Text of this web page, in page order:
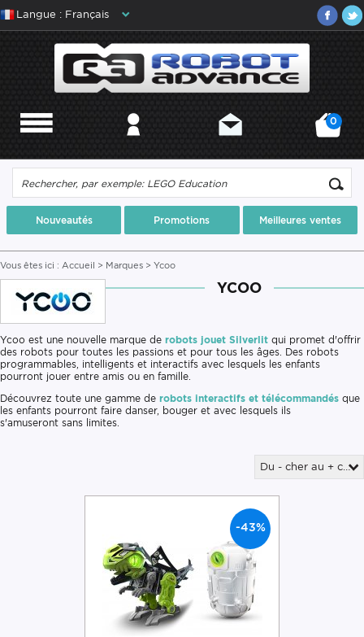
Langue : Français
0
Nouveautés Promotions Meilleures ventes
Vous êtes ici : Accueil > Marques > Ycoo
YCOO
Ycoo est une nouvelle marque de robots jouet Silverlit qui promet d'offrir
des robots pour toutes les passions et pour tous les âges. Des robots
programmables, intelligents et interactifs avec lesquels les enfants
pourront jouer entre amis ou en famille.
Découvrez toute une gamme de robots interactifs et télécommandés que
les enfants pourront faire danser, bouger et avec lesquels ils
s'amuseront sans limites.
Du - cher au + cher
-43%